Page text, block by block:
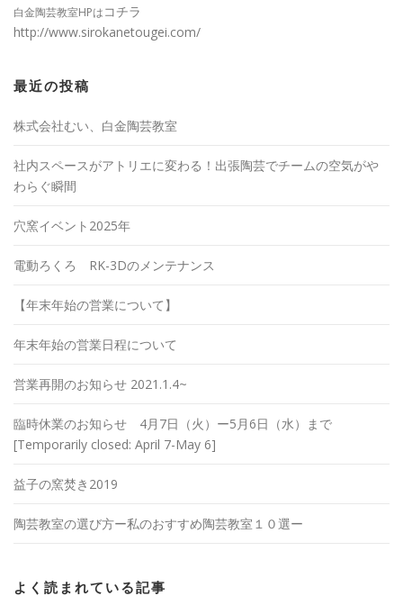
白金陶芸教室HPはコチラ
http://www.sirokanetougei.com/
最近の投稿
株式会社むい、白金陶芸教室
社内スペースがアトリエに変わる！出張陶芸でチームの空気がや
わらぐ瞬間
穴窯イベント2025年
電動ろくろ RK-3Dのメンテナンス
【年末年始の営業について】
年末年始の営業日程について
営業再開のお知らせ 2021.1.4~
臨時休業のお知らせ 4月7日（火）ー5月6日（水）まで
[Temporarily closed: April 7-May 6]
益子の窯焚き2019
陶芸教室の選び方ー私のおすすめ陶芸教室１０選ー
よく読まれている記事